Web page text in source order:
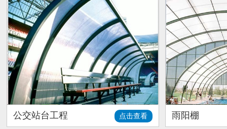
公交站台工程 点击查看 雨阳棚